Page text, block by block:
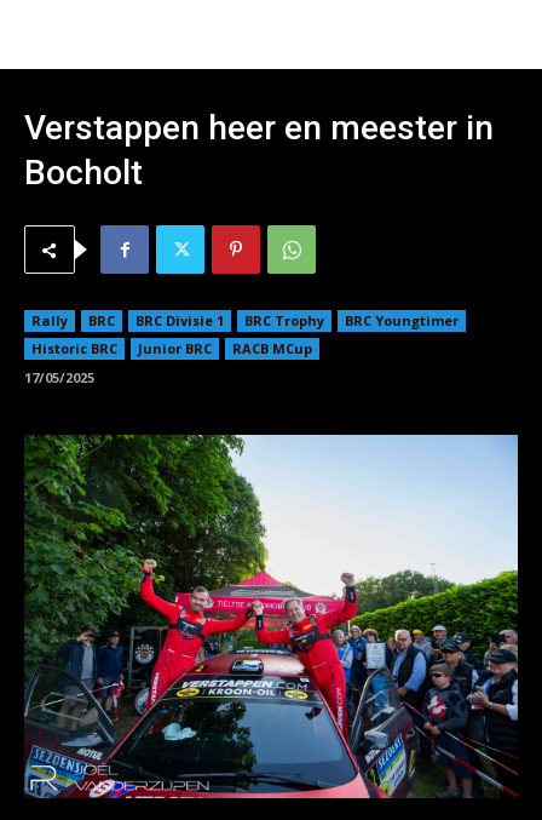
Verstappen heer en meester in
Bocholt
Rally BRC BRC Divisie 1 BRC Trophy
BRC Youngtimer
Historic BRC
Junior BRC
RACB MCup
17/05/2025